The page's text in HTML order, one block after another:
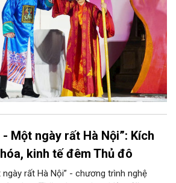
- Một ngày rất Hà Nội”: Kích
kinh tế đêm Thủ đô
ngày rất Hà Nội” - chương trình nghệ